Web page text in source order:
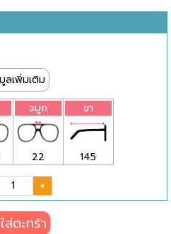
ลเพิ่มเติม
จมูก
22
ขา
145
+
ใส่ตะกร้า